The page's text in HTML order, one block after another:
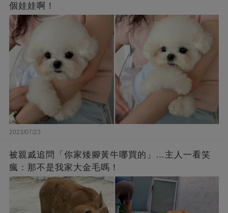
個娃娃啊！
2023/07/23
被親戚追問「你家矮腳黃牛哪買的」…主人一看笑
瘋：那不是我家大金毛嗎！